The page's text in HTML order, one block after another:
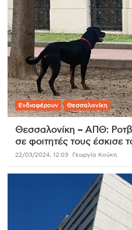
Ενδιαφέρουν Θεσσαλονίκη
Θεσσαλονίκη – ΑΠΘ:
σε φοιτητές τους έσκισε
22/03/2024, 12:03 Γεωργία Κούκη